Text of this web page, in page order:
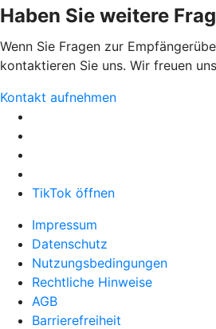
Haben Sie weitere
Wenn Sie Fragen zur
kontaktieren Sie uns. Wir freuen
Kontakt aufnehmen
TikTok öffnen
Impressum
Datenschutz
Nutzungsbedingungen
Rechtliche Hinweise
AGB
Barrierefreiheit